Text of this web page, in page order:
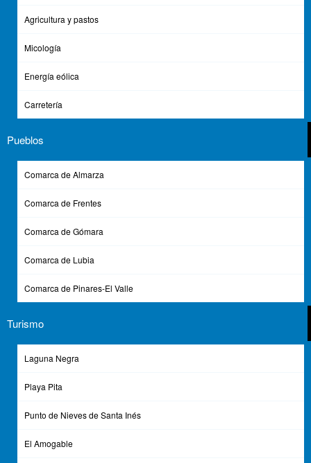
Agricultura y pastos
Micología
Energía eólica
Carretería
Pueblos
Comarca de Almarza
Comarca de Frentes
Comarca de Gómara
Comarca de Lubia
Comarca de Pinares-El Valle
Turismo
Laguna Negra
Playa Pita
Punto de Nieves de Santa Inés
El Amogable
Convocatoria 1 plaza de Agente Medioambiental